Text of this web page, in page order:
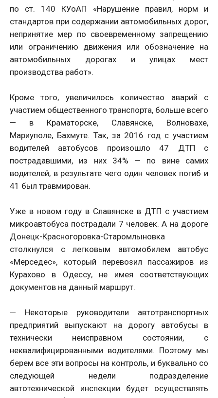
по ст. 140 КУоАП «Нарушение правил, норм и
стандартов при содержании автомобильных дорог,
непринятие мер по своевременному запрещению
или ограничению движения или обозначение на
автомобильных дорогах и улицах мест
производства работ».
Кроме того, увеличилось количество аварий с
участием общественного транспорта, больше всего
— в Краматорске, Славянске, Волновахе,
Мариуполе, Бахмуте. Так, за 2016 год с участием
водителей автобусов произошло 47 ДТП с
пострадавшими, из них 34% — по вине самих
водителей, в результате чего один человек погиб и
41 был травмирован.
Уже в новом году в Славянске в ДТП с участием
микроавтобуса пострадали 7 человек. А на дороге
Донецк-Красногоровка-Старомлыновка
столкнулся с легковым автомобилем автобус
«Мерседес», который перевозил пассажиров из
Курахово в Одессу, не имея соответствующих
документов на данный маршрут.
— Некоторые руководители автотранспортных
предприятий выпускают на дорогу автобусы в
технически неисправном состоянии, с
неквалифицированными водителями. Поэтому мы
берем все эти вопросы на контроль, и буквально со
следующей недели подразделение
автотехнической инспекции будет осуществлять